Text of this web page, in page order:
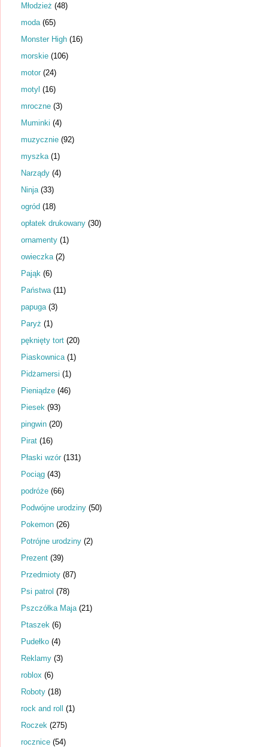
Młodzież (48)
moda (65)
Monster High (16)
morskie (106)
motor (24)
motyl (16)
mroczne (3)
Muminki (4)
muzycznie (92)
myszka (1)
Narządy (4)
Ninja (33)
ogród (18)
opłatek drukowany (30)
ornamenty (1)
owieczka (2)
Pająk (6)
Państwa (11)
papuga (3)
Paryż (1)
pęknięty tort (20)
Piaskownica (1)
Pidżamersi (1)
Pieniądze (46)
Piesek (93)
pingwin (20)
Pirat (16)
Płaski wzór (131)
Pociąg (43)
podróże (66)
Podwójne urodziny (50)
Pokemon (26)
Potrójne urodziny (2)
Prezent (39)
Przedmioty (87)
Psi patrol (78)
Pszczółka Maja (21)
Ptaszek (6)
Pudełko (4)
Reklamy (3)
roblox (6)
Roboty (18)
rock and roll (1)
Roczek (275)
rocznice (54)